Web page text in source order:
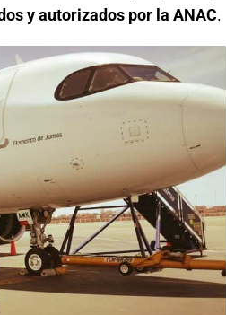
y autorizados por la ANAC.